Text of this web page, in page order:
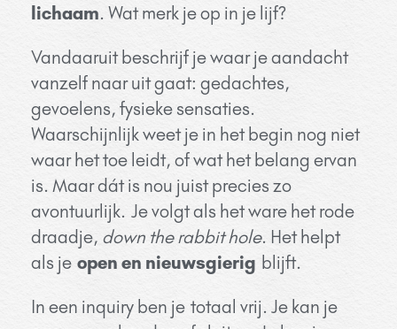
lichaam. Wat merk je op in je lijf?
Vandaaruit beschrijf je waar je aandacht
vanzelf naar uit gaat: gedachtes,
gevoelens, fysieke sensaties.
Waarschijnlijk weet je in het begin nog niet
waar het toe leidt, of wat het belang ervan
is. Maar dát is nou juist precies zo
avontuurlijk. Je volgt als het ware het rode
draadje, down the rabbit hole. Het helpt
als je open en nieuwsgierig blijft.
In een inquiry ben je totaal vrij. Je kan je